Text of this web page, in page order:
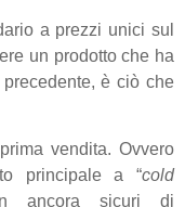
a prezzi unici sul
un prodotto che ha
è ciò che
vendita. Ovvero
principale a “cold
ancora sicuri di